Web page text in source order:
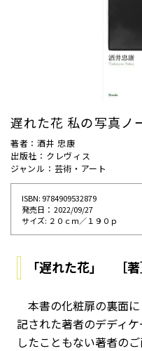
遅れた花 私の写真ノ
著者：酒井 忠康
出版社：クレヴィス
ジャンル：芸術・アート
ISBN: 9784909532879
発売⽇： 2022/09/27
サイズ: ２０ｃｍ／１９０ｐ
「遅れた花」 ［
本書の化粧扉の裏面
記された著者のデディ
したこともない著者の